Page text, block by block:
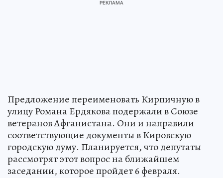
Предложение переименовать Кирпичную в
улицу Романа Ердякова подержали в Союзе
ветеранов Афганистана. Они и направили
соответствующие документы в Кировскую
городскую думу. Планируется, что депутаты
рассмотрят этот вопрос на ближайшем
заседании, которое пройдет 6 февраля.